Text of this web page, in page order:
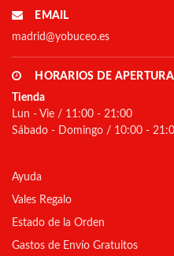
EMAIL
madrid@yobuceo.es
HORARIOS DE APERTURA
Tienda
Lun - Vie / 11:00 - 21:00
Sábado - Domingo / 10:00 -
Ayuda
Vales Regalo
Estado de la Orden
Gastos de Envío Gratuitos